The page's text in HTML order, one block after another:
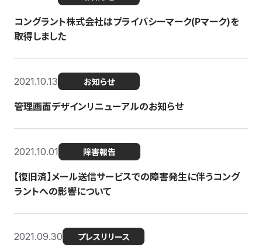
コングラント株式会社はプライバシーマーク(Pマーク)を
取得しました
2021.10.13 お知らせ
管理画面デザインリニューアルのお知らせ
2021.10.01 障害報告
【復旧済】メール送信サービスでの障害発生に伴うコング
ラントへの影響について
2021.09.30 プレスリリース